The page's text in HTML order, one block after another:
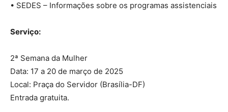
• SEDES – Informações sobre os programas assistenciais
Serviço:
2ª Semana da Mulher
Data: 17 a 20 de março de 2025
Local: Praça do Servidor (Brasília-DF)
Entrada gratuita.